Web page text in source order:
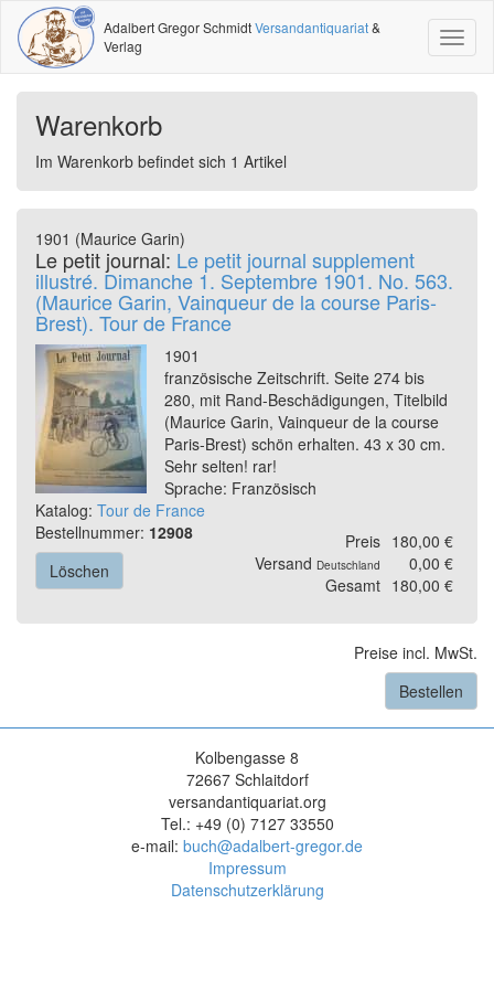
Adalbert Gregor SchmidtVersandantiquariat&
Verlag
Warenkorb
Im Warenkorb befindet sich 1 Artikel
1901 (Maurice Garin)
Le petit journal: Le petit journal supplement
illustré. Dimanche 1. Septembre 1901. No. 563.
(Maurice Garin, Vainqueur de la course Paris-
Brest). Tour de France
1901
französische Zeitschrift. Seite 274 bis
280, mit Rand-Beschädigungen, Titelbild
(Maurice Garin, Vainqueur de la course
Paris-Brest) schön erhalten. 43 x 30 cm.
Sehr selten! rar!
Sprache: Französisch
Katalog: Tour de France
Bestellnummer: 12908 Preis 180,00 €
Versand Deutschland
0,00 €
Gesamt 180,00 €
Löschen
Preise incl. MwSt.
Bestellen
Kolbengasse 8
72667 Schlaitdorf
versandantiquariat.org
Tel.: +49 (0) 7127 33550
e-mail: buch@adalbert-gregor.de
Impressum
Datenschutzerklärung